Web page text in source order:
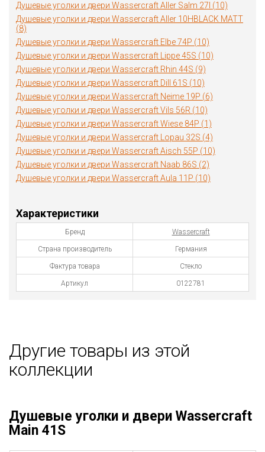
Душевые уголки и двери Wassercraft Aller Salm 27I (10)
Душевые уголки и двери Wassercraft Aller 10HBLACK MATT
(8)
Душевые уголки и двери Wassercraft Elbe 74P (10)
Душевые уголки и двери Wassercraft Lippe 45S (10)
Душевые уголки и двери Wassercraft Rhin 44S (9)
Душевые уголки и двери Wassercraft Dill 61S (10)
Душевые уголки и двери Wassercraft Neime 19P (6)
Душевые уголки и двери Wassercraft Vils 56R (10)
Душевые уголки и двери Wassercraft Wiese 84P (1)
Душевые уголки и двери Wassercraft Lopau 32S (4)
Душевые уголки и двери Wassercraft Aisch 55P (10)
Душевые уголки и двери Wassercraft Naab 86S (2)
Душевые уголки и двери Wassercraft Aula 11P (10)
Характеристики
Бренд Wassercraft
Страна производитель Германия
Фактура товара Стекло
Артикул 0122781
Другие товары из этой
коллекции
Душевые уголки и двери Wassercraft
Main 41S